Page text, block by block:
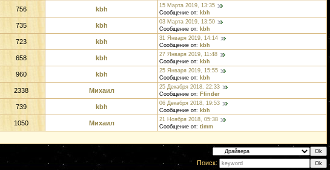
756 kbh
15 Марта 2019, 13:35
Сообщение от: kbh
735 kbh
03 Марта 2019, 13:50
Сообщение от: kbh
723 kbh
31 Января 2019, 14:14
Сообщение от: kbh
658 kbh
27 Января 2019, 11:48
Сообщение от: kbh
960 kbh
25 Января 2019, 15:55
Сообщение от: kbh
2338 Михаил
25 Декабря 2018, 22:33
Сообщение от: Ffinder
739 kbh
06 Декабря 2018, 19:53
Сообщение от: kbh
1050 Михаил
21 Ноября 2018, 05:38
Сообщение от: timm
Поиск: